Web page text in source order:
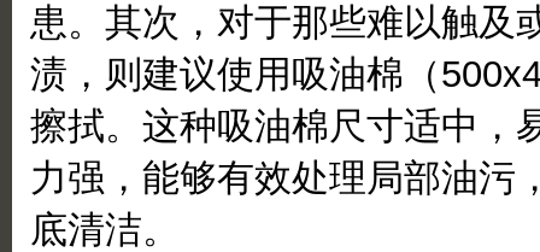
患。其次，对于那些难以触及
渍，则建议使用吸油棉（
擦拭。这种吸油棉尺寸适中，
力强，能够有效处理局部油污
底清洁。